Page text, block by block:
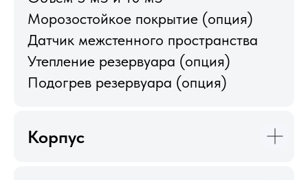
Морозостойкое покрытие (опция)
Датчик межстенного пространства
Утепление резервуара (опция)
Подогрев резервуара (опция)
Корпус